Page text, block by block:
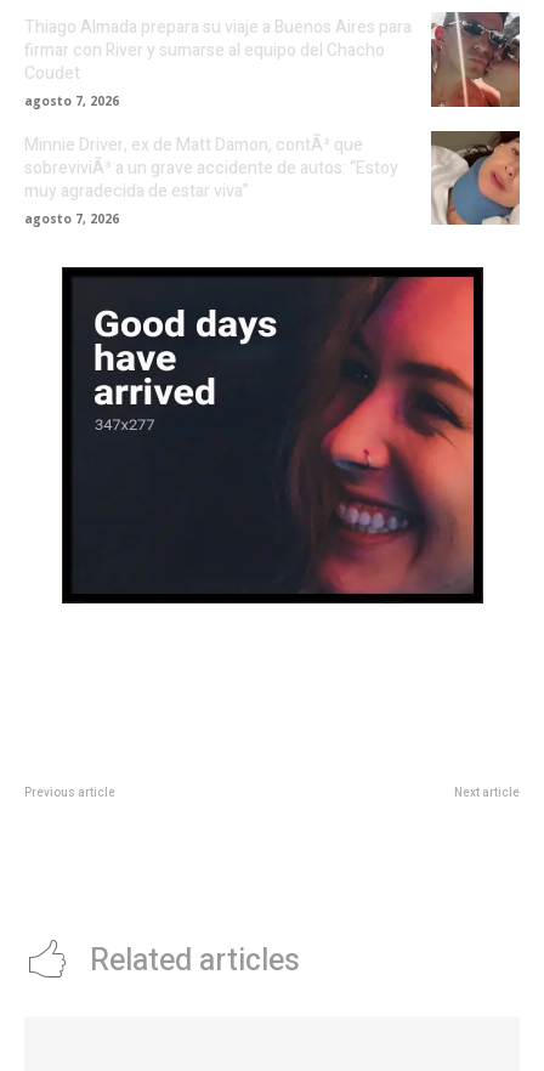
Thiago Almada prepara su viaje a Buenos Aires para
firmar con River y sumarse al equipo del Chacho
Coudet
agosto 7, 2026
Minnie Driver, ex de Matt Damon, contÃ³ que
sobreviviÃ³ a un grave accidente de autos: “Estoy
muy agradecida de estar viva”
agosto 7, 2026
Previous article Next article
Related articles